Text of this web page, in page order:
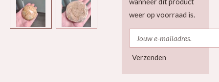
weer op voorraad is.
Verzenden